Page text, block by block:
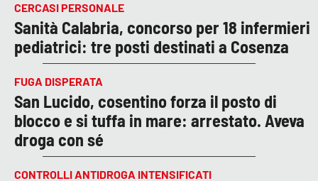
CERCASI PERSONALE
Sanità Calabria, concorso per 18 infermieri
pediatrici: tre posti destinati a Cosenza
FUGA DISPERATA
San Lucido, cosentino forza il posto di
blocco e si tuffa in mare: arrestato. Aveva
droga con sé
CONTROLLI ANTIDROGA INTENSIFICATI